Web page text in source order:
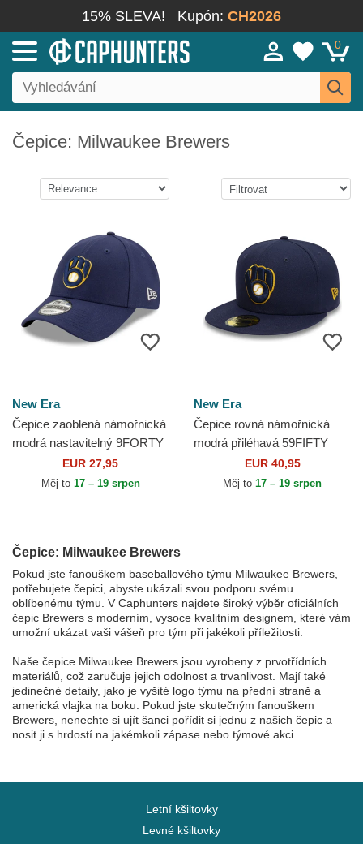
15% SLEVA! Kupón: CH2026
0
Čepice: Milwaukee Brewers
New Era
Čepice zaoblená námořnická
modrá nastavitelný 9FORTY
The League Milwaukee
Brewers MLB New Era
EUR 27,95
Měj to 17 – 19 srpen
New Era
Čepice rovná námořnická
modrá přiléhavá 59FIFTY
Authentic On Field Milwaukee
Brewers MLB New Era
EUR 40,95
Měj to 17 – 19 srpen
Čepice: Milwaukee Brewers
Pokud jste fanouškem baseballového týmu Milwaukee Brewers,
potřebujete čepici, abyste ukázali svou podporu svému
oblíbenému týmu. V Caphunters najdete široký výběr oficiálních
čepic Brewers s moderním, vysoce kvalitním designem, které vám
umožní ukázat vaši vášeň pro tým při jakékoli příležitosti.
Naše čepice Milwaukee Brewers jsou vyrobeny z prvotřídních
materiálů, což zaručuje jejich odolnost a trvanlivost. Mají také
jedinečné detaily, jako je vyšité logo týmu na přední straně a
americká vlajka na boku. Pokud jste skutečným fanouškem
Brewers, nenechte si ujít šanci pořídit si jednu z našich čepic a
nosit ji s hrdostí na jakémkoli zápase nebo týmové akci.
Letní kšiltovky
Levné kšiltovky